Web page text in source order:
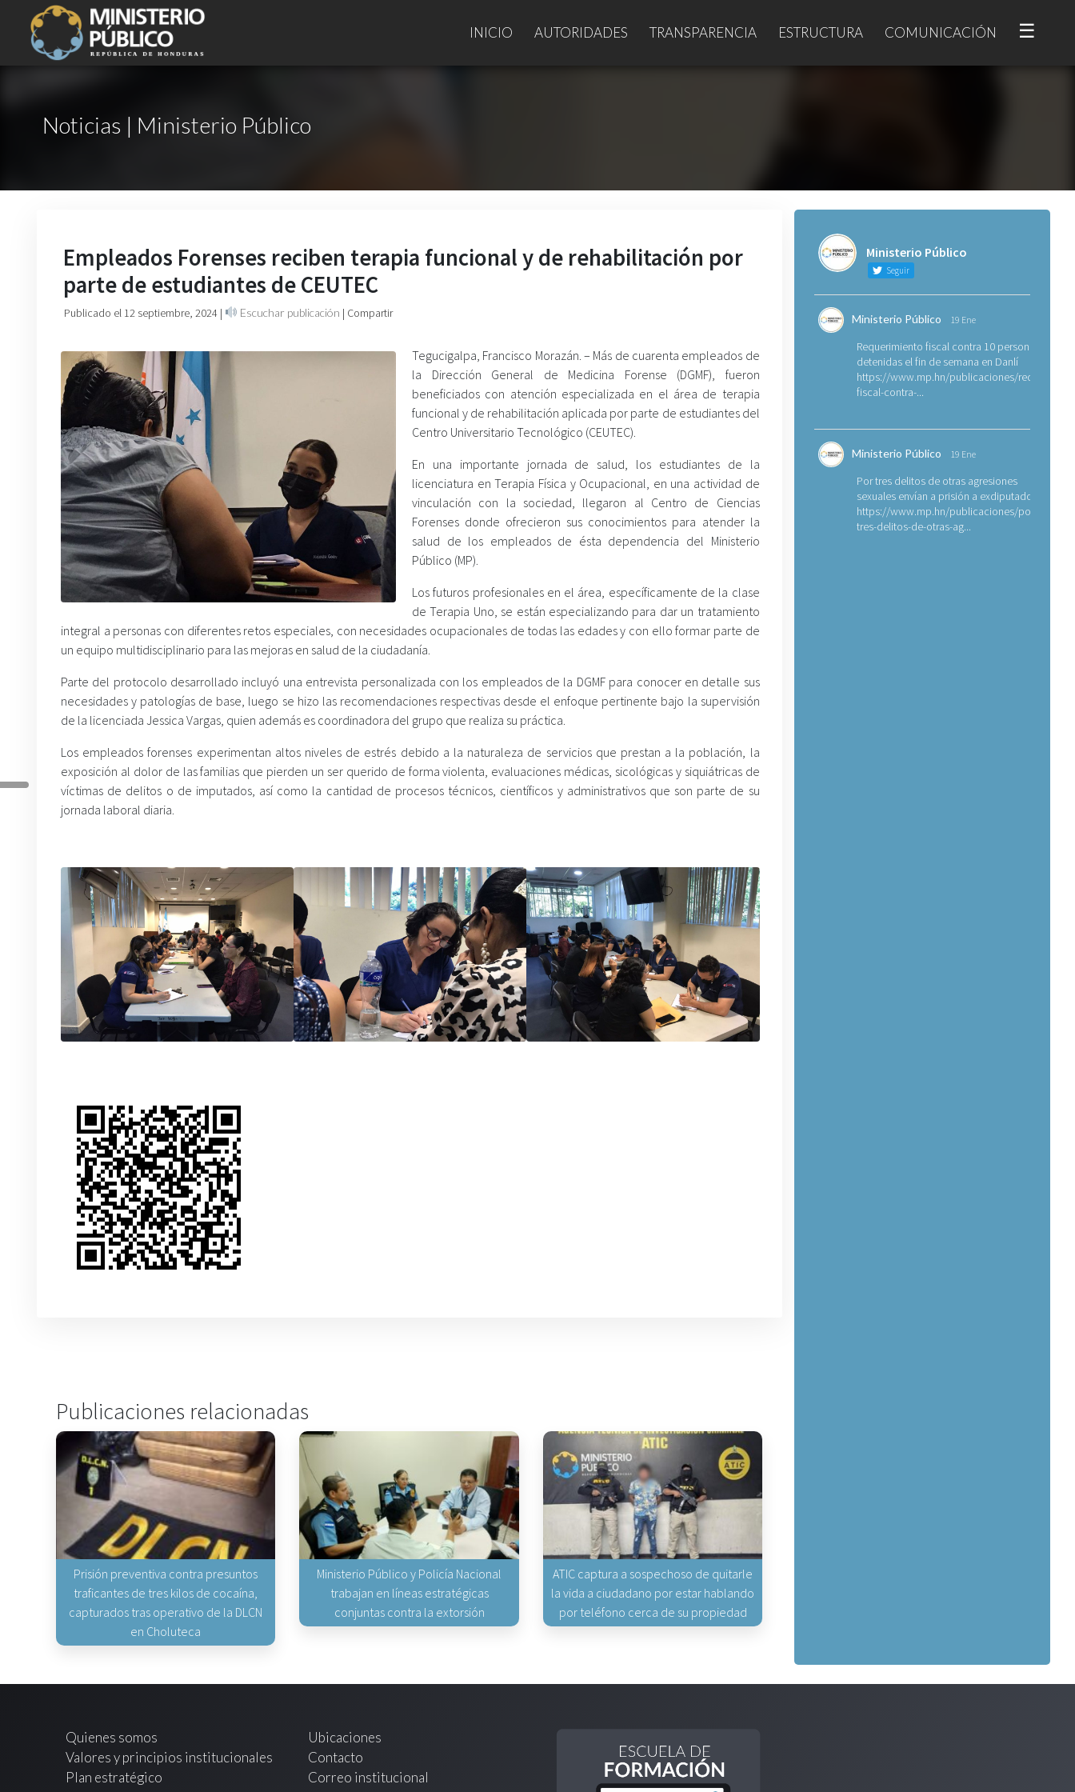
INICIO AUTORIDADES TRANSPARENCIA ESTRUCTURA COMUNICACIÓN ☰
Noticias | Ministerio Público
Empleados Forenses reciben terapia funcional y de rehabilitación por
parte de estudiantes de CEUTEC
Publicado el 12 septiembre, 2024 | Escuchar publicación | Compartir
Tegucigalpa, Francisco Morazán. – Más de cuarenta empleados de
la Dirección General de Medicina Forense (DGMF), fueron
beneficiados con atención especializada en el área de terapia
funcional y de rehabilitación aplicada por parte de estudiantes del
Centro Universitario Tecnológico (CEUTEC).
En una importante jornada de salud, los estudiantes de la
licenciatura en Terapia Física y Ocupacional, en una actividad de
vinculación con la sociedad, llegaron al Centro de Ciencias
Forenses donde ofrecieron sus conocimientos para atender la
salud de los empleados de ésta dependencia del Ministerio
Público (MP).
Los futuros profesionales en el área, específicamente de la clase
de Terapia Uno, se están especializando para dar un tratamiento
integral a personas con diferentes retos especiales, con necesidades ocupacionales de todas las edades y con ello formar parte de
un equipo multidisciplinario para las mejoras en salud de la ciudadanía.
Parte del protocolo desarrollado incluyó una entrevista personalizada con los empleados de la DGMF para conocer en detalle sus
necesidades y patologías de base, luego se hizo las recomendaciones respectivas desde el enfoque pertinente bajo la supervisión
de la licenciada Jessica Vargas, quien además es coordinadora del grupo que realiza su práctica.
Los empleados forenses experimentan altos niveles de estrés debido a la naturaleza de servicios que prestan a la población, la
exposición al dolor de las familias que pierden un ser querido de forma violenta, evaluaciones médicas, sicológicas y siquiátricas de
víctimas de delitos o de imputados, así como la cantidad de procesos técnicos, científicos y administrativos que son parte de su
jornada laboral diaria.
Publicaciones relacionadas
Prisión preventiva contra presuntos
traficantes de tres kilos de cocaína,
capturados tras operativo de la DLCN
en Choluteca
Ministerio Público y Policía Nacional
trabajan en líneas estratégicas
conjuntas contra la extorsión
ATIC captura a sospechoso de quitarle
la vida a ciudadano por estar hablando
por teléfono cerca de su propiedad
Ministerio Público
Seguir
Ministerio Público 19 Ene
Requerimiento fiscal contra 10 personas
detenidas el fin de semana en Danlí
https://www.mp.hn/publicaciones/
fiscal-contra-...
Ministerio Público 19 Ene
Por tres delitos de otras agresiones
sexuales envían a prisión a exdiputado
https://www.mp.hn/publicaciones/por-
tres-delitos-de-otras-ag...
Quienes somos
Valores y principios institucionales
Plan estratégico
Ubicaciones
Contacto
Correo institucional